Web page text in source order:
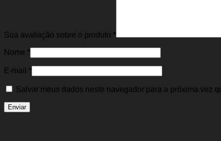
Sua avaliação sobre o produto *
Nome *
E-mail *
Salvar meus dados neste navegador para a próxima vez